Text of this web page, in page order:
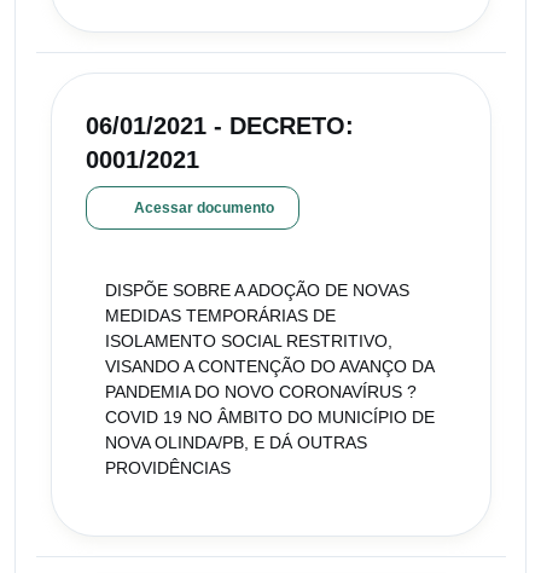
06/01/2021 - DECRETO:
0001/2021
Acessar documento
DISPÕE SOBRE A ADOÇÃO DE NOVAS
MEDIDAS TEMPORÁRIAS DE
ISOLAMENTO SOCIAL RESTRITIVO,
VISANDO A CONTENÇÃO DO AVANÇO DA
PANDEMIA DO NOVO CORONAVÍRUS ?
COVID 19 NO ÂMBITO DO MUNICÍPIO DE
NOVA OLINDA/PB, E DÁ OUTRAS
PROVIDÊNCIAS